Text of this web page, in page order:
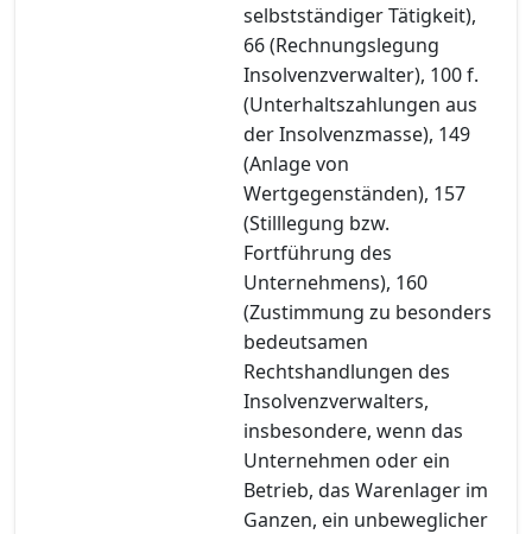
selbstständiger Tätigkeit),
66 (Rechnungslegung
Insolvenzverwalter), 100 f.
(Unterhaltszahlungen aus
der Insolvenzmasse), 149
(Anlage von
Wertgegenständen), 157
(Stilllegung bzw.
Fortführung des
Unternehmens), 160
(Zustimmung zu besonders
bedeutsamen
Rechtshandlungen des
Insolvenzverwalters,
insbesondere, wenn das
Unternehmen oder ein
Betrieb, das Warenlager im
Ganzen, ein unbeweglicher